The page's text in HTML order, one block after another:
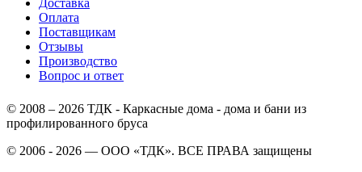
Доставка
Оплата
Поставщикам
Отзывы
Производство
Вопрос и ответ
© 2008 – 2026 ТДК - Каркасные дома - дома и бани из
профилированного бруса
© 2006 - 2026 — ООО «ТДК». ВСЕ ПРАВА защищены